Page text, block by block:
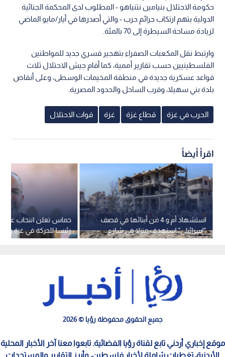
حكومة الاحتلال بنيامين نتنياهو - المطلوب لدى المحكمة الجنائية
الدولية بتهم ارتكاب جرائم حرب - والتي أصدرها في أيار/مايو الماضي
لزيادة مساحة السيطرة إلى 70 بالمئة.
وارتبط نقل المكعبات الصفراء بتهجير قسري جديد للمواطنين
الفلسطينيين حسب تقارير أممية، كما أقام جيش الاحتلال ثلاث
قواعد عسكرية جديدة في منطقة المخيمات الوسطى، وعلى أنقاض
بلدة بني سهيلا، وقرب الساحل والحدود المصرية.
الحرب في غزة قطاع غزة غزة قوات الاحتلال
اقرأ أيضاً
حماس تعلن انتخاب علي
رئيسا للحركة في غزة
للضفة الغربية
استشهاد أم و 4 من أبنائها في قصف
"إسرائيلي" استهدف منزلا في شارع
الثلاثيني بغزة
جميع الحقوق محفوظة رؤيا © 2026
موقع إخباري أردني تابع لقناة رؤيا الفضائية. تابعوا معنا آخر الأخبار المحلية